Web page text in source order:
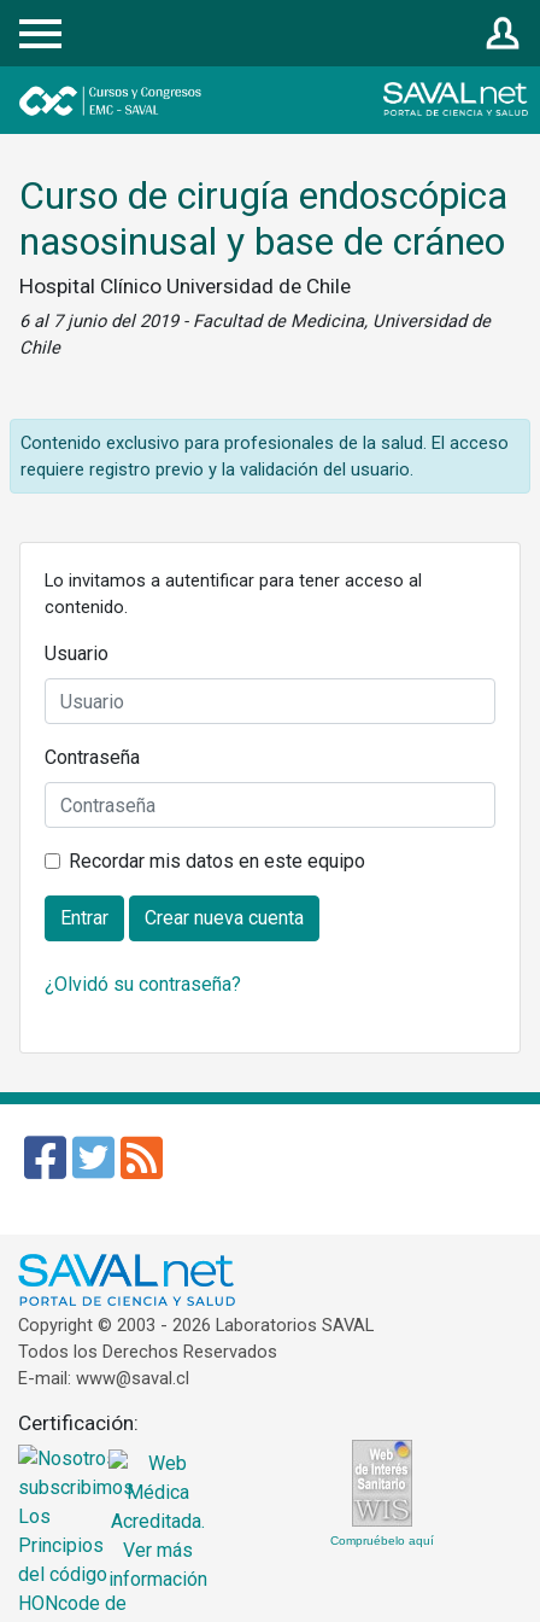
Registrarse
Curso de cirugía endoscópica
nasosinusal y base de cráneo
Hospital Clínico Universidad de Chile
6 al 7 junio del 2019 - Facultad de Medicina, Universidad de
Chile
Contenido exclusivo para profesionales de la salud. El acceso
requiere registro previo y la validación del usuario.
Lo invitamos a autentificar para tener acceso al
contenido.
Usuario
Contraseña
Recordar mis datos en este equipo
Entrar Crear nueva cuenta
¿Olvidó su contraseña?
Copyright © 2003 - 2026 Laboratorios SAVAL
Todos los Derechos Reservados
E-mail: www@saval.cl
Certificación:
Compruébelo aquí